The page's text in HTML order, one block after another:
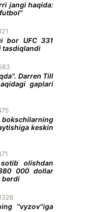
jangi haqida:
bor UFC 331
tasdiqlandi
Darren Till
gaplari
keskin
olishdan
000 dollar
berdi
"vyzov"iga